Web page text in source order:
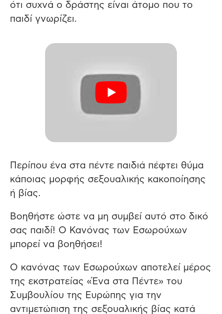
ότι συχνά ο δράστης είναι άτομο που το
παιδί γνωρίζει.
Περίπου ένα στα πέντε παιδιά πέφτει θύμα
κάποιας μορφής σεξουαλικής κακοποίησης
ή βίας.
Βοηθήστε ώστε να μη συμβεί αυτό στο δικό
σας παιδί! Ο Κανόνας των Εσωρούχων
μπορεί να βοηθήσει!
Ο κανόνας των Εσωρούχων αποτελεί μέρος
της εκστρατείας «Ένα στα Πέντε» του
Συμβουλίου της Ευρώπης για την
αντιμετώπιση της σεξουαλικής βίας κατά